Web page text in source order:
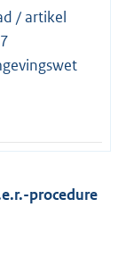
/ artikel
procedure